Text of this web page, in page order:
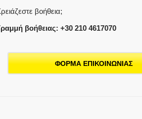
βοήθεια;
βοήθειας: +30 210 4617070
ΦΟΡΜΑ ΕΠΙΚΟΙΝΩΝΙΑΣ